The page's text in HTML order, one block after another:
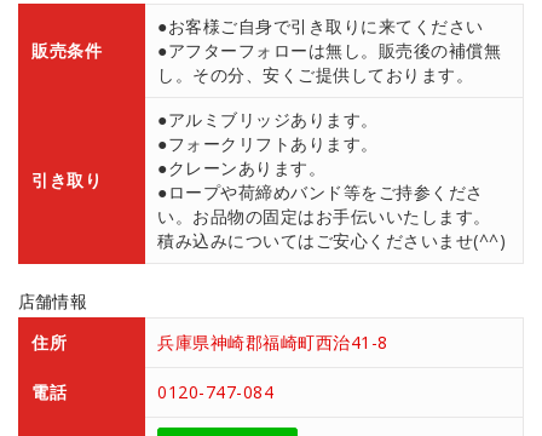
販売条件
●お客様ご自身で引き取りに来てください
●アフターフォローは無し。販売後の補償無
し。その分、安くご提供しております。
引き取り
●アルミブリッジあります。
●フォークリフトあります。
●クレーンあります。
●ロープや荷締めバンド等をご持参くださ
い。お品物の固定はお手伝いいたします。
積み込みについてはご安心くださいませ(^^)
店舗情報
住所
兵庫県神崎郡福崎町西治41-8
電話 0120-747-084